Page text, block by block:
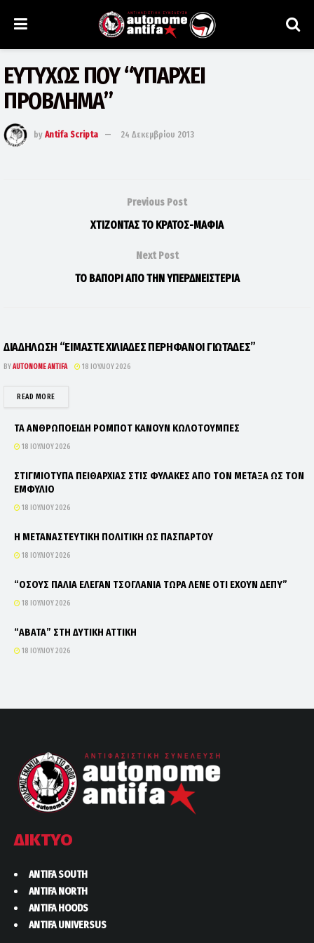
ΕΥΤΥΧΩΣ ΠΟΥ “ΥΠΑΡΧΕΙ
ΠΡΟΒΛΗΜΑ”
by Antifa Scripta 24 Δεκεμβρίου 2013
Previous Post
ΧΤΙΖΟΝΤΑΣ ΤΟ ΚΡΑΤΟΣ-ΜΑΦΙΑ
Next Post
ΤΟ ΒΑΠΟΡΙ ΑΠΟ ΤΗΝ ΥΠΕΡΔΝΕΙΣΤΕΡΙΑ
ΔΙΑΔΗΛΩΣΗ “ΕΙΜΑΣΤΕ ΧΙΛΙΑΔΕΣ ΠΕΡΗΦΑΝΟΙ ΓΙΩΤΑΔΕΣ”
BYAUTONOME ANTIFA 18 ΙΟΥΛΊΟΥ 2026
READ MOREDETAILS
ΤΑ ΑΝΘΡΩΠΟΕΙΔΗ ΡΟΜΠΟΤ ΚΑΝΟΥΝ ΚΩΛΟΤΟΥΜΠΕΣ
18 ΙΟΥΛΊΟΥ 2026
ΣΤΙΓΜΙΟΤΥΠΑ ΠΕΙΘΑΡΧΙΑΣ ΣΤΙΣ ΦΥΛΑΚΕΣ ΑΠΟ ΤΟΝ ΜΕΤΑΞΑ ΩΣ ΤΟΝ
ΕΜΦΥΛΙΟ
18 ΙΟΥΛΊΟΥ 2026
Η ΜΕΤΑΝΑΣΤΕΥΤΙΚΗ ΠΟΛΙΤΙΚΗ ΩΣ ΠΑΣΠΑΡΤΟΥ
18 ΙΟΥΛΊΟΥ 2026
“ΟΣΟΥΣ ΠΑΛΙΑ ΕΛΕΓΑΝ ΤΣΟΓΛΑΝΙΑ ΤΩΡΑ ΛΕΝΕ ΟΤΙ ΕΧΟΥΝ ΔΕΠΥ”
18 ΙΟΥΛΊΟΥ 2026
“ΑΒΑΤΑ” ΣΤΗ ΔΥΤΙΚΗ ΑΤΤΙΚΗ
18 ΙΟΥΛΊΟΥ 2026
ΔΙΚΤΥΟ
ANTIFA SOUTH
ANTIFA NORTH
ANTIFA HOODS
ANTIFA UNIVERSUS